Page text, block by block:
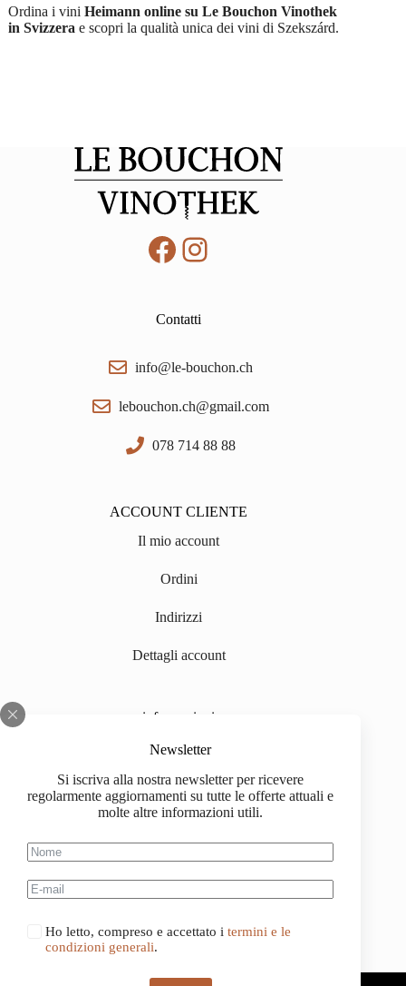
Newsletter
Si iscriva alla nostra newsletter per ricevere
regolarmente aggiornamenti su tutte le offerte attuali e
molte altre informazioni utili.
Ho letto, compreso e accettato i termini e le
condizioni generali.
Ordina i vini Heimann online su Le Bouchon Vinothek
in Svizzera e scopri la qualità unica dei vini di Szekszárd.
Facebook
Instagram
Contatti
info@le-bouchon.ch
lebouchon.ch@gmail.com
078 714 88 88
ACCOUNT CLIENTE
Il mio account
Ordini
Indirizzi
Dettagli account
informazioni
Chi siamo
Impressum
Informazioni sull'acquisto
Condizioni generali di contratto